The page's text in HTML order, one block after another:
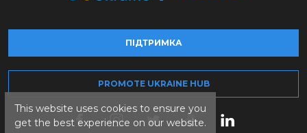
This website uses cookies to ensure you
get the best experience on our website.
ПІДТРИМКА
PROMOTE UKRAINE HUB